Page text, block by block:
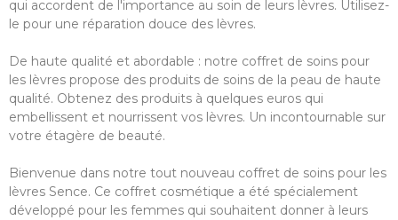
qui accordent de l'importance au soin de leurs lèvres. Utilisez-
le pour une réparation douce des lèvres.
De haute qualité et abordable : notre coffret de soins pour
les lèvres propose des produits de soins de la peau de haute
qualité. Obtenez des produits à quelques euros qui
embellissent et nourrissent vos lèvres. Un incontournable sur
votre étagère de beauté.
Bienvenue dans notre tout nouveau coffret de soins pour les
lèvres Sence. Ce coffret cosmétique a été spécialement
développé pour les femmes qui souhaitent donner à leurs